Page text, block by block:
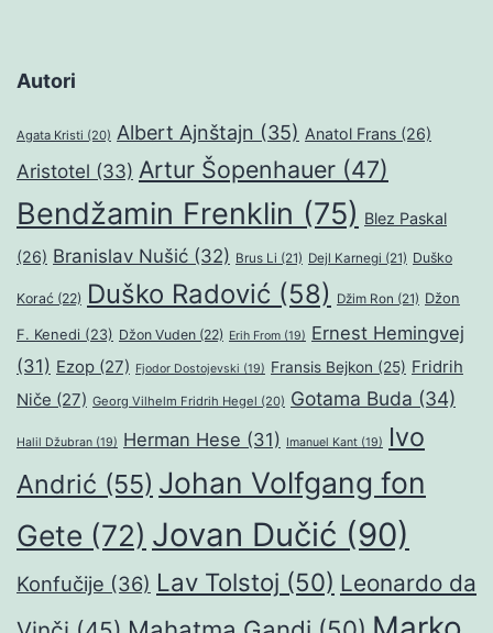
Autori
Agata Kristi (20) Albert Ajnštajn (35) Anatol Frans (26)
Aristotel (33) Artur Šopenhauer (47)
Bendžamin Frenklin (75) Blez Paskal
(26) Branislav Nušić (32) Brus Li (21) Dejl Karnegi (21) Duško
Korać (22) Duško Radović (58) Džim Ron (21) Džon
F. Kenedi (23) Džon Vuden (22) Erih From (19) Ernest Hemingvej
(31) Ezop (27) Fjodor Dostojevski (19) Fransis Bejkon (25) Fridrih
Niče (27) Georg Vilhelm Fridrih Hegel (20) Gotama Buda (34)
Halil Džubran (19) Herman Hese (31) Imanuel Kant (19)
Ivo
Andrić (55) Johan Volfgang fon
Gete (72) Jovan Dučić (90)
Konfučije (36) Lav Tolstoj (50) Leonardo da